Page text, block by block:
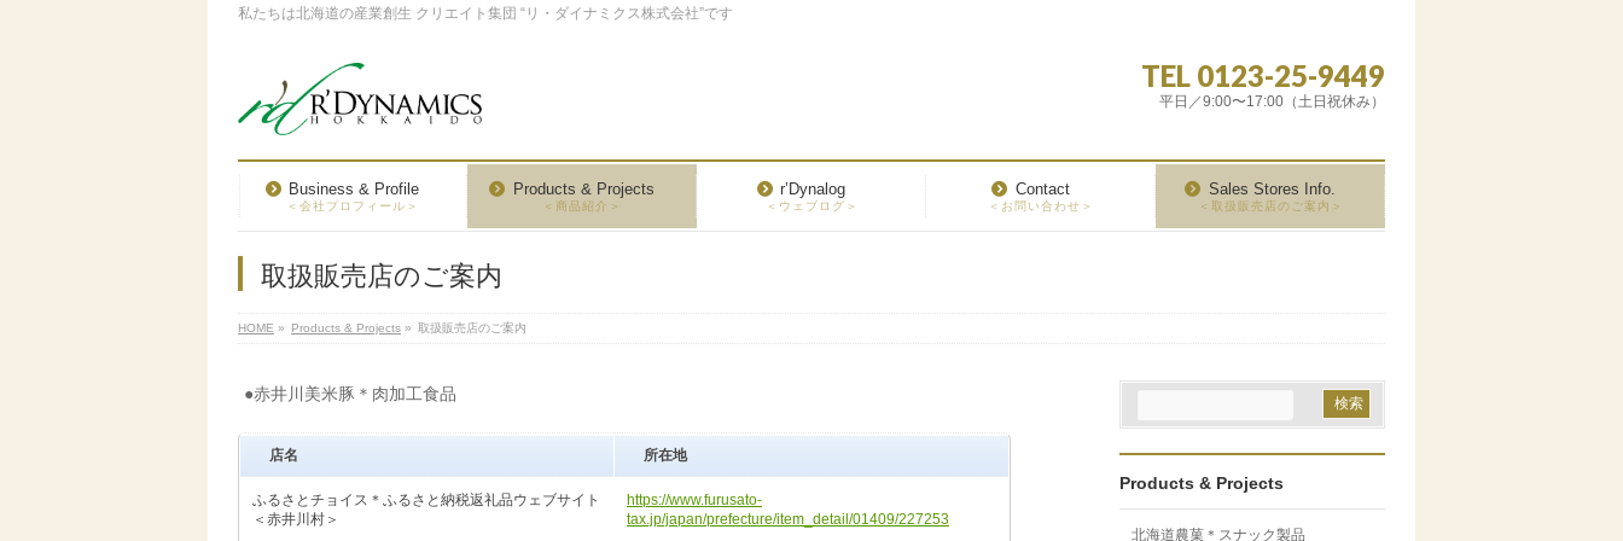
私たちは北海道の産業創生 クリエイト集団 “リ・ダイナミクス株式会社”です
TEL 0123-25-9449
平日／9:00〜17:00（土日祝休み）
Business & Profile
＜会社プロフィール＞
Products & Projects
＜商品紹介＞
r’Dynalog
＜ウェブログ＞
Contact
＜お問い合わせ＞
Sales Stores Info.
＜取扱販売店のご案内＞
取扱販売店のご案内
HOME » Products & Projects » 取扱販売店のご案内
●赤井川美米豚＊肉加工食品
店名 所在地
ふるさとチョイス＊ふるさと納税返礼品ウェブサイト
＜赤井川村＞
https://www.furusato-
tax.jp/japan/prefecture/item_detail/01409/227253
Products & Projects
北海道農菓＊スナック製品